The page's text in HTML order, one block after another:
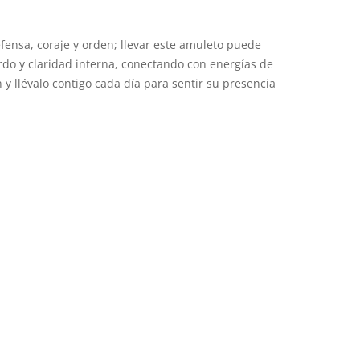
coraje y orden; llevar este amuleto puede
y claridad interna, conectando con energías de
llévalo contigo cada día para sentir su presencia